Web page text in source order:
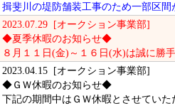
揖斐川の堤防舗装工事のため一部区間
2023.07.29 [オークション事業部]
◆夏季休暇のお知らせ◆
８月１１日(金)～１６日(水)は誠に勝
2023.04.15 [オークション事業部]
◆ＧＷ休暇のお知らせ◆
下記の期間中はＧＷ休暇とさせていた